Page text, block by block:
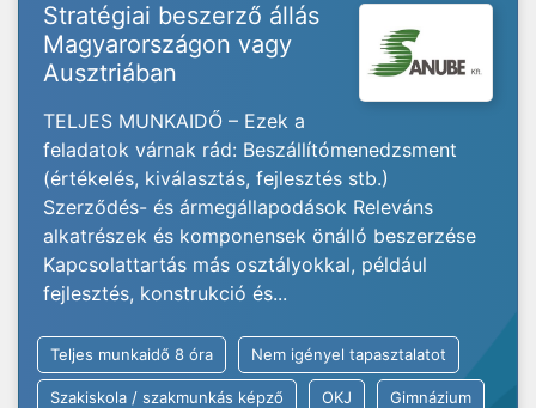
Stratégiai beszerző állás
Magyarországon vagy
Ausztriában
TELJES MUNKAIDŐ – Ezek a
feladatok várnak rád: Beszállítómenedzsment
(értékelés, kiválasztás, fejlesztés stb.)
Szerződés- és ármegállapodások Releváns
alkatrészek és komponensek önálló beszerzése
Kapcsolattartás más osztályokkal, például
fejlesztés, konstrukció és...
Teljes munkaidő 8 óra Nem igényel tapasztalatot
Szakiskola / szakmunkás képző OKJ Gimnázium